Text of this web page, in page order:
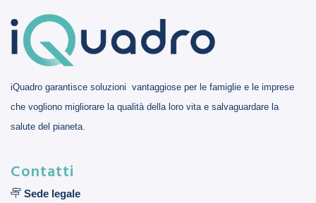
iQuadro garantisce soluzioni vantaggiose per le famiglie e le imprese
che vogliono migliorare la qualità della loro vita e salvaguardare la
salute del pianeta.
Contatti
Sede legale